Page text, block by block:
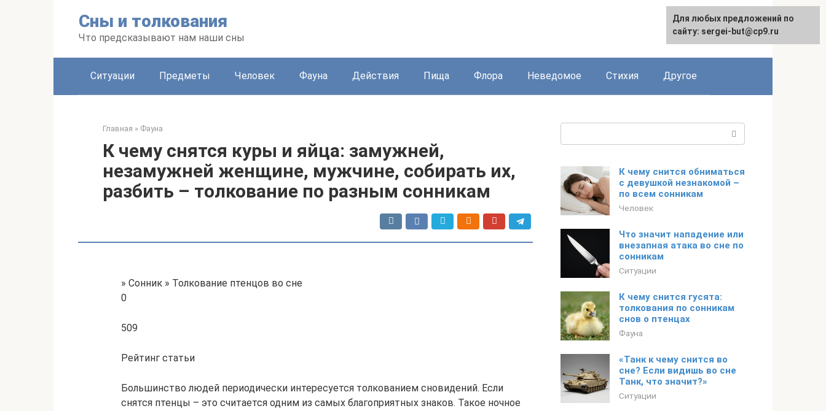
Сны и толкования
Что предсказывают нам наши сны
Ситуации Предметы Человек Фауна Действия Пища Флора Неведомое Стихия Другое
Главная » Фауна
К чему снятся куры и яйца: замужней,
незамужней женщине, мужчине, собирать их,
разбить – толкование по разным сонникам
» Сонник » Толкование птенцов во сне
0
509
Рейтинг статьи
Большинство людей периодически интересуется толкованием сновидений. Если
снятся птенцы – это считается одним из самых благоприятных знаков. Такое ночное
К чему снится обниматься
с девушкой незнакомой –
по всем сонникам
Человек
Что значит нападение или
внезапная атака во сне по
сонникам
Ситуации
К чему снится гусята:
толкования по сонникам
снов о птенцах
Фауна
«Танк к чему снится во
сне? Если видишь во сне
Танк, что значит?»
Ситуации
Для любых предложений по
сайту: sergei-but@cp9.ru